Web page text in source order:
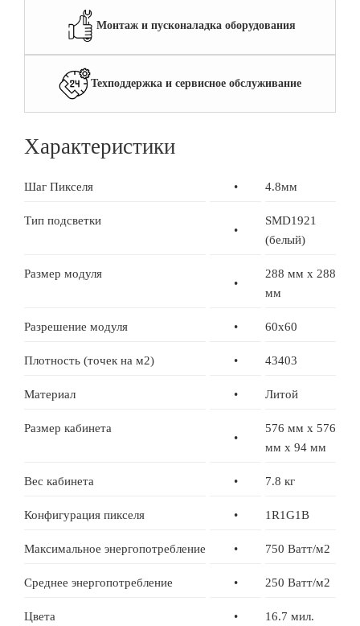
Монтаж и пусконаладка оборудования
Техподдержка и сервисное обслуживание
Характеристики
Шаг Пикселя • 4.8мм
Тип подсветки
•
SMD1921
(белый)
Размер модуля
•
288 мм x 288
мм
Разрешение модуля • 60x60
Плотность (точек на м2) • 43403
Материал • Литой
Размер кабинета
•
576 мм x 576
мм x 94 мм
Вес кабинета • 7.8 кг
Конфигурация пикселя • 1R1G1B
Максимальное энергопотребление • 750 Ватт/м2
Среднее энергопотребление • 250 Ватт/м2
Цвета • 16.7 мил.